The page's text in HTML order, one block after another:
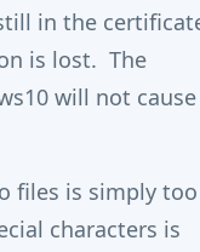
in the
is lost. The
will not cause
files is simply too
characters is